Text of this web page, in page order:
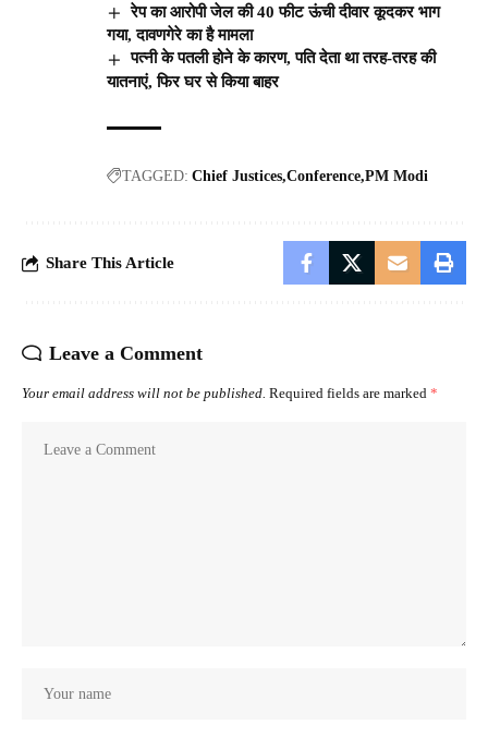
रेप का आरोपी जेल की 40 फीट ऊंची दीवार कूदकर भाग
गया, दावणगेरे का है मामला
पत्नी के पतली होने के कारण, पति देता था तरह-तरह की
यातनाएं, फिर घर से किया बाहर
TAGGED: Chief Justices Conference PM Modi
Share This Article
Leave a Comment
Your email address will not be published. Required fields are marked *